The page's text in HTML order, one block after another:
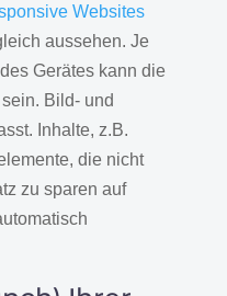
Websites
aussehen. Je
Gerätes kann die
Bild- und
Inhalte, z.B.
die nicht
zu sparen auf